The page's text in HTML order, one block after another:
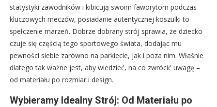
statystyki zawodników i kibicują swoim faworytom podczas
kluczowych meczów, posiadanie autentycznej koszulki to
spełczenie marzeń. Dobrze dobrany strój sprawia, że dziecko
czuje się częścią tego sportowego świata, dodając mu
pewności siebie zarówno na parkiecie, jak i poza nim. Właśnie
dlatego tak ważne jest, aby wiedzieć, na co zwrócić uwagę –
od materiału po rozmiar i design.
Wybieramy Idealny Strój: Od Materiału po